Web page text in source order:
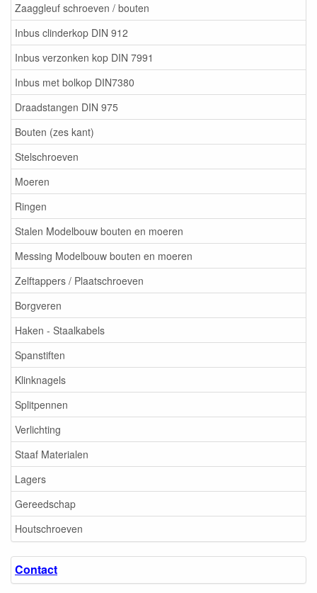
Zaaggleuf schroeven / bouten
Inbus clinderkop DIN 912
Inbus verzonken kop DIN 7991
Inbus met bolkop DIN7380
Draadstangen DIN 975
Bouten (zes kant)
Stelschroeven
Moeren
Ringen
Stalen Modelbouw bouten en moeren
Messing Modelbouw bouten en moeren
Zelftappers / Plaatschroeven
Borgveren
Haken - Staalkabels
Spanstiften
Klinknagels
Splitpennen
Verlichting
Staaf Materialen
Lagers
Gereedschap
Houtschroeven
Contact